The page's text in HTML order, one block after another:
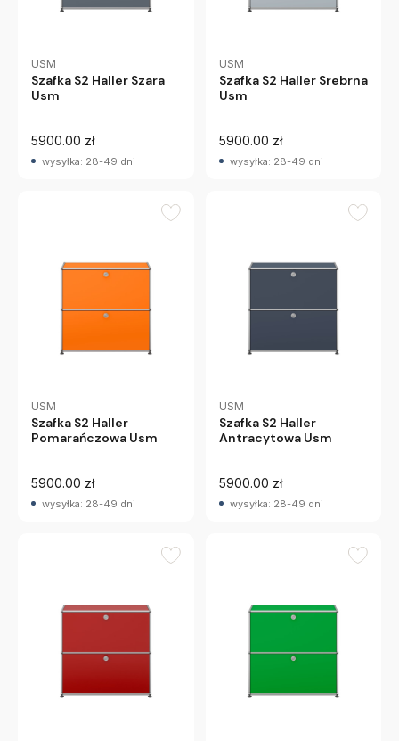
USM
Szafka S2 Haller Szara
Usm
5900.00 zł
wysyłka: 28-49 dni
USM
Szafka S2 Haller Srebrna
Usm
5900.00 zł
wysyłka: 28-49 dni
USM
Szafka S2 Haller
Pomarańczowa Usm
5900.00 zł
wysyłka: 28-49 dni
USM
Szafka S2 Haller
Antracytowa Usm
5900.00 zł
wysyłka: 28-49 dni